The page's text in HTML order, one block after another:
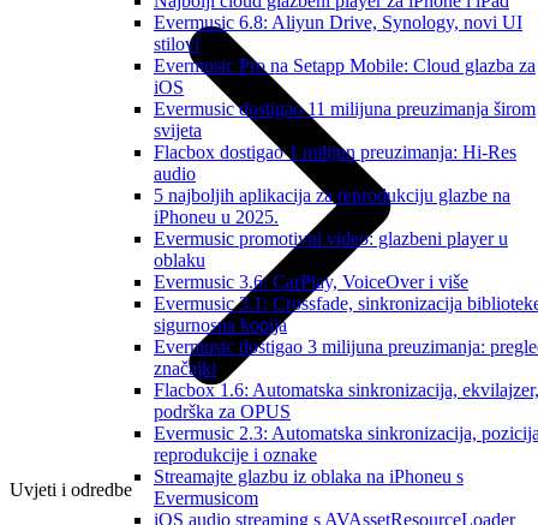
Evermusic 6.8: Aliyun Drive, Synology, novi UI
stilovi
Evermusic Pro na Setapp Mobile: Cloud glazba za
iOS
Evermusic dostigao 11 milijuna preuzimanja širom
svijeta
Flacbox dostigao 1 milijun preuzimanja: Hi-Res
audio
5 najboljih aplikacija za reprodukciju glazbe na
iPhoneu u 2025.
Evermusic promotivni video: glazbeni player u
oblaku
Evermusic 3.6: CarPlay, VoiceOver i više
Evermusic 3.1: Crossfade, sinkronizacija
sigurnosna kopija
Evermusic dostigao 3 milijuna preuzimanja:
značajki
Flacbox 1.6: Automatska sinkronizacija, ekvilajzer,
podrška za OPUS
Evermusic 2.3: Automatska sinkronizacija,
reprodukcije i oznake
Streamajte glazbu iz oblaka na iPhoneu s
Evermusicom
iOS audio streaming s AVAssetResourceLoader
Uvjeti i odredbe